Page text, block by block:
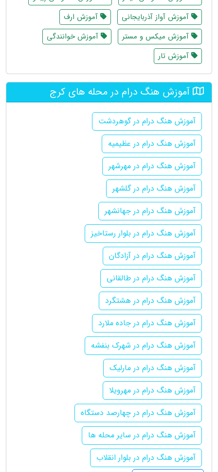
آموزش آواز آذربایجانی
آموزش ارف
آموزش میکس و مستر
آموزش خوانندگی
آموزش تار
آموزش هنگ درام در محله های کرج
آموزش هنگ درام در گوهردشت
آموزش هنگ درام در عظیمیه
آموزش هنگ درام در مهرشهر
آموزش هنگ درام در گلشهر
آموزش هنگ درام در جهانشهر
آموزش هنگ درام در بلوار رستاخیز
آموزش هنگ درام در آزادگان
آموزش هنگ درام در طالقانی
آموزش هنگ درام در هشتگرد
آموزش هنگ درام در جاده ملارد
آموزش هنگ درام در شهرک بنفشه
آموزش هنگ درام در مارلیک
آموزش هنگ درام در مهرویلا
آموزش هنگ درام در چهارصد دستگاه
آموزش هنگ درام در سایر محله ها
آموزش هنگ درام در بلوار انقلاب